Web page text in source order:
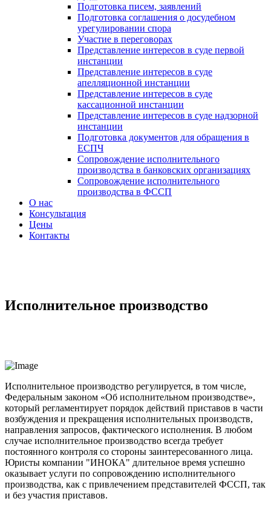
Подготовка писем, заявлений
Подготовка соглашения о досудебном
урегулировании спора
Участие в переговорах
Представление интересов в суде первой
инстанции
Представление интересов в суде
апелляционной инстанции
Представление интересов в суде
кассационной инстанции
Представление интересов в суде надзорной
инстанции
Подготовка документов для обращения в
ЕСПЧ
Сопровождение исполнительного
производства в банковских организациях
Сопровождение исполнительного
производства в ФССП
О нас
Консультация
Цены
Контакты
Исполнительное производство
Исполнительное производство регулируется, в том числе,
Федеральным законом «Об исполнительном производстве»,
который регламентирует порядок действий приставов в части
возбуждения и прекращения исполнительных производств,
направления запросов, фактического исполнения. В любом
случае исполнительное производство всегда требует
постоянного контроля со стороны заинтересованного лица.
Юристы компании "ИНОКА" длительное время успешно
оказывает услуги по сопровождению исполнительного
производства, как с привлечением представителей ФССП, так
и без участия приставов.